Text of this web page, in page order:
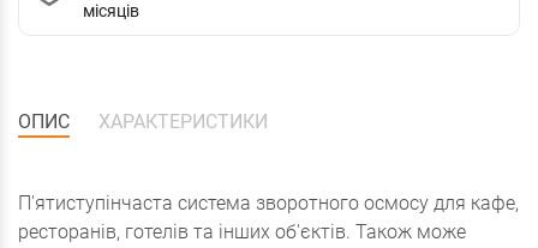
місяців
ОПИС ХАРАКТЕРИСТИКИ
П'ятиступінчаста система зворотного осмосу для кафе,
ресторанів, готелів та інших об'єктів. Також може